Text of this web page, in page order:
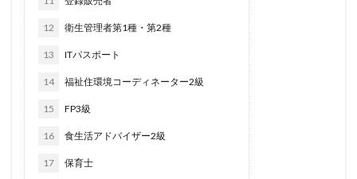
12 衛生管理者第1種・第2種
13 ITパスポート
14 福祉住環境コーディネーター2級
15 FP3級
16 食生活アドバイザー2級
17 保育士